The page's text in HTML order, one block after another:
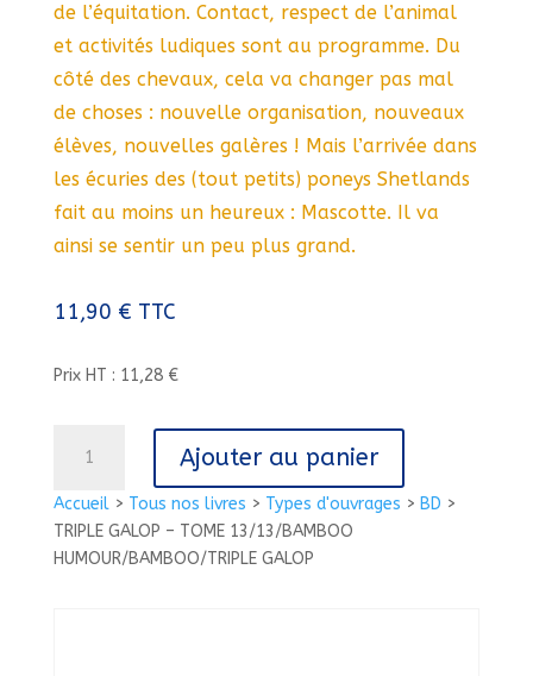
Accueil> Tous nos livres > Types d'ouvrages > BD >
TRIPLE GALOP – TOME 13/13/BAMBOO
HUMOUR/BAMBOO/TRIPLE GALOP
de l’équitation. Contact, respect de l’animal
et activités ludiques sont au programme. Du
côté des chevaux, cela va changer pas mal
de choses : nouvelle organisation, nouveaux
élèves, nouvelles galères ! Mais l’arrivée dans
les écuries des (tout petits) poneys Shetlands
fait au moins un heureux : Mascotte. Il va
ainsi se sentir un peu plus grand.
11,90 € TTC
Prix HT : 11,28 €
TRIPLE
GALOP
-
Ajouter au panier